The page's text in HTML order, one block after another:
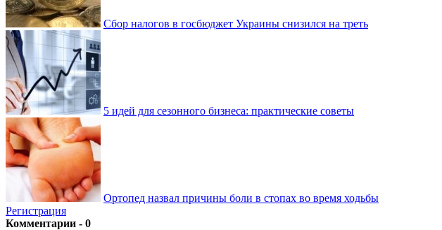
Сбор налогов в госбюджет Украины снизился на треть
5 идей для сезонного бизнеса: практические советы
Ортопед назвал причины боли в стопах во время ходьбы
Регистрация
Комментарии - 0